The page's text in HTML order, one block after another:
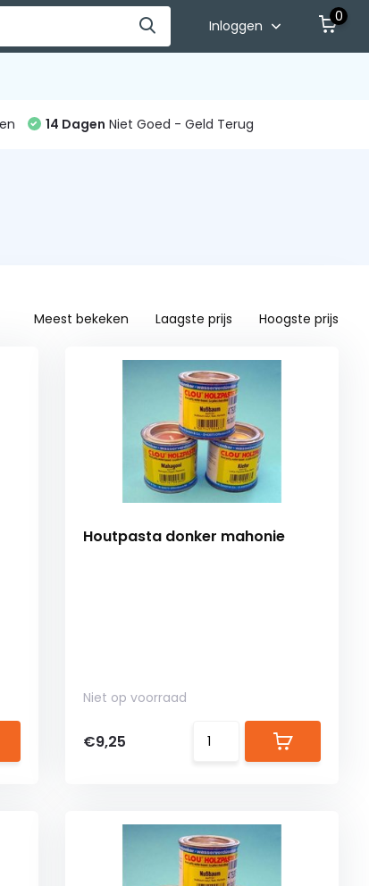
Inloggen
0
14 Dagen Niet Goed - Geld Terug
Meest bekeken Laagste prijs Hoogste prijs
Houtpasta donker mahonie
Niet op voorraad
€9,25